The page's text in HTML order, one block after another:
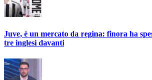
Juve, è un mercato da regina: finora ha
tre inglesi davanti